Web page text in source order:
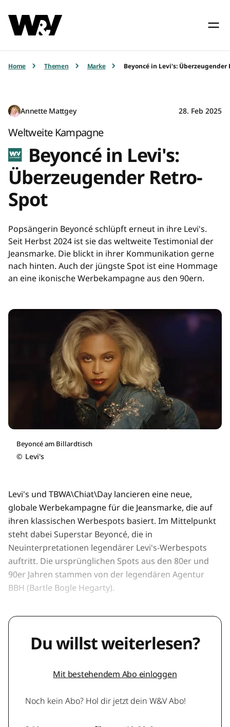
Home Themen Marke Beyoncé in Levi's: Überzeugender
Annette Mattgey 28. Feb 2025
Weltweite Kampagne
Beyoncé in Levi's:
Überzeugender Retro-
Spot
Popsängerin Beyoncé schlüpft erneut in ihre Levi's.
Seit Herbst 2024 ist sie das weltweite Testimonial der
Jeansmarke. Die blickt in ihrer Kommunikation gerne
nach hinten. Auch der jüngste Spot ist eine Hommage
an eine ikonische Werbekampagne aus den 90ern.
Beyoncé am Billardtisch
© Levi's
Levi's und TBWA\Chiat\Day lancieren eine neue,
globale Werbekampagne für die Jeansmarke, die auf
ihren klassischen Werbespots basiert. Im Mittelpunkt
steht dabei Superstar Beyoncé, die in
Neuinterpretationen legendärer Levi's-Werbespots
auftritt. Die ursprünglichen Spots aus den 80er und
90er Jahren stammen von der legendären Agentur
BBH (Bartle Bogle Hegarty).
Du willst weiterlesen?
Mit bestehendem Abo einloggen
Noch kein Abo? Hol dir jetzt dein W&V Abo!